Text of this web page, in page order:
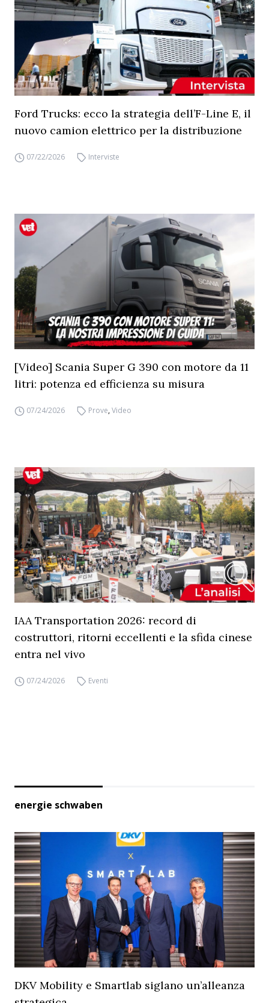
Ford Trucks: ecco la strategia dell’F-Line E, il
nuovo camion elettrico per la distribuzione
07/22/2026 Interviste
[Video] Scania Super G 390 con motore da 11
litri: potenza ed efficienza su misura
07/24/2026 Prove,Video
IAA Transportation 2026: record di
costruttori, ritorni eccellenti e la sfida cinese
entra nel vivo
07/24/2026 Eventi
energie schwaben
DKV Mobility e Smartlab siglano un’alleanza